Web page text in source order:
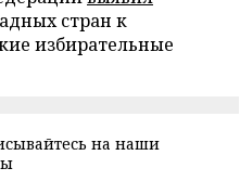
стран к
избирательные
на наши